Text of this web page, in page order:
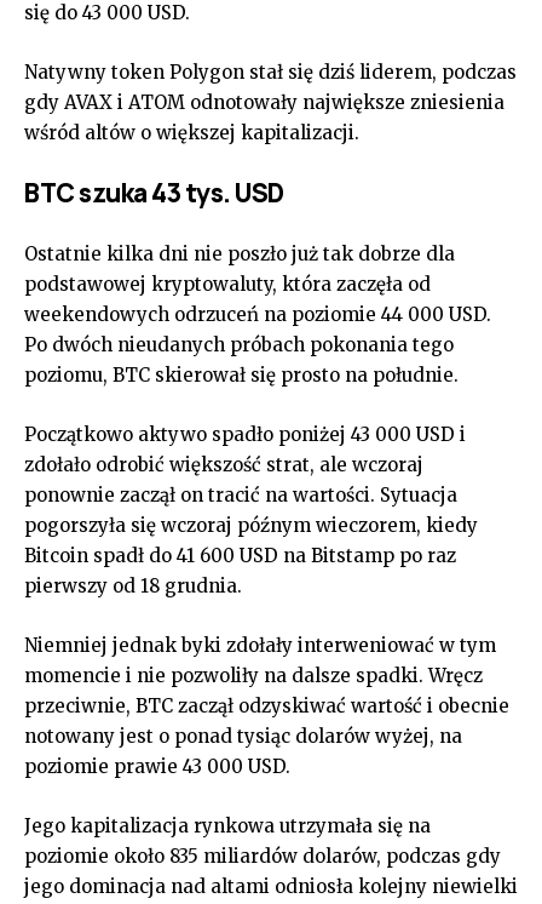
się do 43 000 USD.
Natywny token Polygon stał się dziś liderem, podczas
gdy AVAX i ATOM odnotowały największe zniesienia
wśród altów o większej kapitalizacji.
BTC szuka 43 tys. USD
Ostatnie kilka dni nie poszło już tak dobrze dla
podstawowej kryptowaluty, która zaczęła od
weekendowych odrzuceń na poziomie 44 000 USD.
Po dwóch nieudanych próbach pokonania tego
poziomu, BTC skierował się prosto na południe.
Początkowo aktywo spadło poniżej 43 000 USD i
zdołało odrobić większość strat, ale wczoraj
ponownie zaczął on tracić na wartości. Sytuacja
pogorszyła się wczoraj późnym wieczorem, kiedy
Bitcoin spadł do 41 600 USD na Bitstamp po raz
pierwszy od 18 grudnia.
Niemniej jednak byki zdołały interweniować w tym
momencie i nie pozwoliły na dalsze spadki. Wręcz
przeciwnie, BTC zaczął odzyskiwać wartość i obecnie
notowany jest o ponad tysiąc dolarów wyżej, na
poziomie prawie 43 000 USD.
Jego kapitalizacja rynkowa utrzymała się na
poziomie około 835 miliardów dolarów, podczas gdy
jego dominacja nad altami odniosła kolejny niewielki